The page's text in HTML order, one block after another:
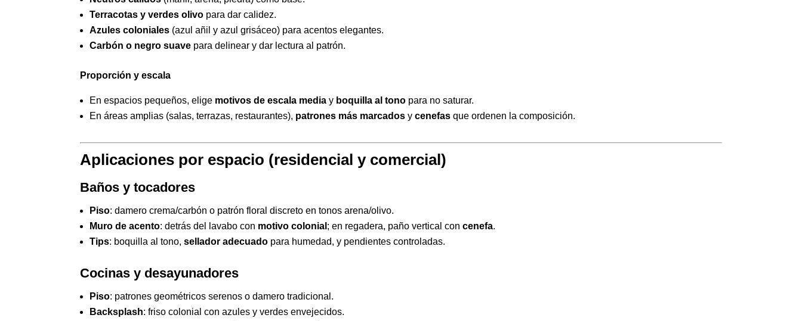
Terracotas y verdes olivo para dar calidez.
Azules coloniales (azul añil y azul grisáceo) para acentos elegantes.
Carbón o negro suave para delinear y dar lectura al patrón.
Proporción y escala
En espacios pequeños, elige motivos de escala media y boquilla al tono para no saturar.
En áreas amplias (salas, terrazas, restaurantes), patrones más marcados ycenefas que ordenen la composición.
Aplicaciones por espacio (residencial y comercial)
Baños y tocadores
Piso: damero crema/carbón o patrón floral discreto en tonos arena/olivo.
Muro de acento: detrás del lavabo con motivo colonial ; en regadera, paño vertical concenefa.
Tips: boquilla al tono,sellador adecuado para humedad, y pendientes controladas.
Cocinas y desayunadores
Piso: patrones geométricos serenos o damero tradicional.
Backsplash: friso colonial con azules y verdes envejecidos.